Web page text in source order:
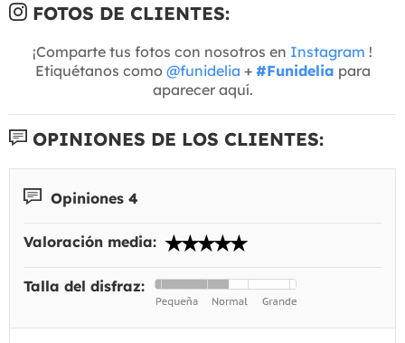
FOTOS DE CLIENTES:
¡Comparte tus fotos con nosotros en Instagram !
Etiquétanos como @funidelia + #Funidelia para
aparecer aquí.
OPINIONES DE LOS CLIENTES:
Opiniones 4
Valoración media:
Talla del disfraz: